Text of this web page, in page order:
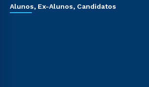
Alunos, Ex-Alunos, Candidatos